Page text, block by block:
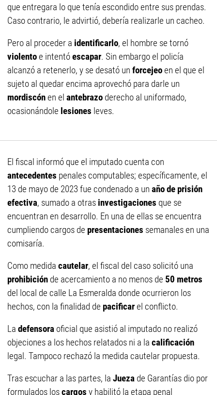
que entregara lo que tenía escondido entre sus prendas.
Caso contrario, le advirtió, debería realizarle un cacheo.
Pero al proceder a identificarlo, el hombre se tornó
violentoe intentóescapar. Sin embargo el policía
alcanzó a retenerlo, y se desató un forcejeoen el que el
sujeto al quedar encima aprovechó para darle un
mordiscónen el antebrazo derecho al uniformado,
ocasionándole lesiones leves.
El fiscal informó que el imputado cuenta con
antecedentes penales computables; específicamente, el
13 de mayo de 2023 fue condenado a un año de prisión
efectiva, sumado a otras investigaciones que se
encuentran en desarrollo. En una de ellas se encuentra
cumpliendo cargos de presentaciones semanales en una
comisaría.
Como medida cautelar, el fiscal del caso solicitó una
prohibición de acercamiento a no menos de 50 metros
del local de calle La Esmeralda donde ocurrieron los
hechos, con la finalidad de pacificarel conflicto.
La defensora oficial que asistió al imputado no realizó
objeciones a los hechos relatados ni a la calificación
legal. Tampoco rechazó la medida cautelar propuesta.
Tras escuchar a las partes, la Jueza de Garantías dio por
formulados loscargos y habilitó la etapa penal